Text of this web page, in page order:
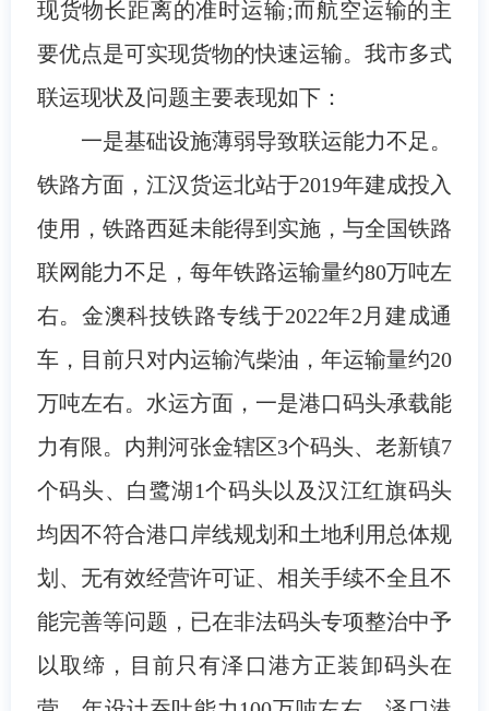
现货物长距离的准时运输;而航空运输的主
要优点是可实现货物的快速运输。我市多式
联运现状及问题主要表现如下：
一是基础设施薄弱导致联运能力不足。
铁路方面，江汉货运北站于2019年建成投入
使用，铁路西延未能得到实施，与全国铁路
联网能力不足，每年铁路运输量约80万吨左
右。金澳科技铁路专线于2022年2月建成通
车，目前只对内运输汽柴油，年运输量约20
万吨左右。水运方面，一是港口码头承载能
力有限。内荆河张金辖区3个码头、老新镇7
个码头、白鹭湖1个码头以及汉江红旗码头
均因不符合港口岸线规划和土地利用总体规
划、无有效经营许可证、相关手续不全且不
能完善等问题，已在非法码头专项整治中予
以取缔，目前只有泽口港方正装卸码头在